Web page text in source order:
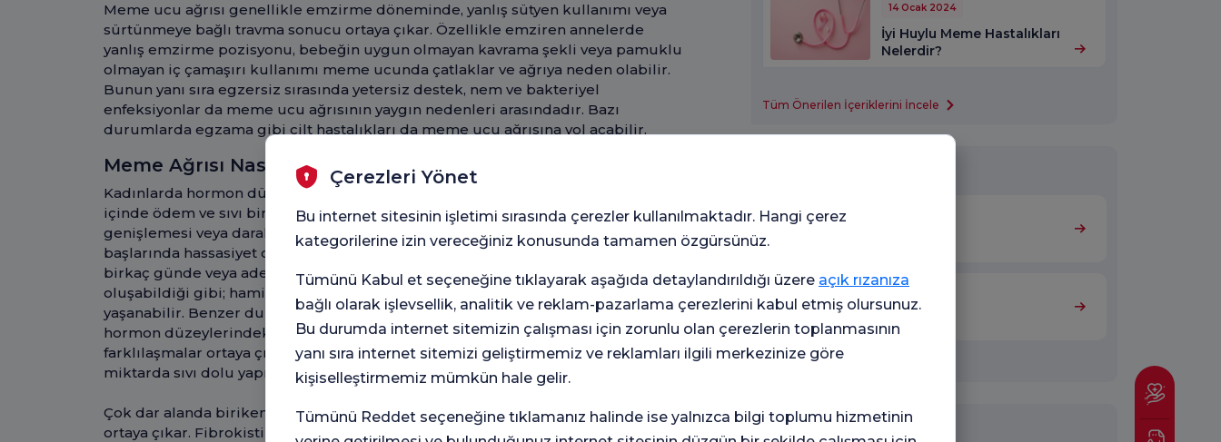
Meme ucu ağrısı genellikle emzirme döneminde, yanlış sütyen kullanımı veya
sürtünmeye bağlı travma sonucu ortaya çıkar. Özellikle emziren annelerde
yanlış emzirme pozisyonu, bebeğin uygun olmayan kavrama şekli veya pamuklu
olmayan iç çamaşırı kullanımı meme ucunda çatlaklar ve ağrıya neden olabilir.
Bunun yanı sıra egzersiz sırasında yetersiz destek, nem ve bakteriyel
enfeksiyonlar da meme ucu ağrısının yaygın nedenleri arasındadır. Bazı
durumlarda egzama gibi cilt hastalıkları da meme ucu ağrısına yol açabilir.
Meme Ağrısı Nasıl Gelişir?
Kadınlarda hormon düzeylerindeki değişimlere bağlı olarak meme dokusu
içinde ödem ve sıvı birikimi gelişir, bölgede bulunan damar yapılarının
genişlemesi veya daralması da söz konusu olabilir, memede ve meme
başlarında hassasiyet ortaya çıkar. Özellikle adet kanamasının öncesindeki
birkaç günde veya adetlerin ortasına gelen günlerde meme hassasiyeti ve ağrısı
oluşabildiği gibi; hamilelikte de memelerin hızlı büyümesine bağlı ağrısı
yaşanabilir. Benzer durum hormon tedavisi alan hastalarda da görülebilir. Yine
hormon düzeylerindeki sık değişimler sonucunda meme dokusunun yapısında
farklılaşmalar ortaya çıkarak fibrokistik değişiklik adı verilen içi az veya çok
miktarda sıvı dolu yapılanmalar gelişebilir.
Çok dar alanda biriken sıvıya bağlı olarak memede gerginlik, acıma ve ağrı
ortaya çıkar. Fibrokistik değişikliklerin meydana gelme süreci ağrılı olabildiği
14 Ocak 2024
İyi Huylu Meme Hastalıkları
Nelerdir?
Tüm Önerilen İçeriklerini İncele
Meme Cerrahisi
Tüm Tıbbi Birimleri incele
İletişim Formu
Çerezleri Yönet
Bu internet sitesinin işletimi sırasında çerezler kullanılmaktadır. Hangi çerez
kategorilerine izin vereceğiniz konusunda tamamen özgürsünüz.
Tümünü Kabul et seçeneğine tıklayarak aşağıda detaylandırıldığı üzere açık rızanıza
bağlı olarak işlevsellik, analitik ve reklam-pazarlama çerezlerini kabul etmiş olursunuz.
Bu durumda internet sitemizin çalışması için zorunlu olan çerezlerin toplanmasının
yanı sıra internet sitemizi geliştirmemiz ve reklamları ilgili merkezinize göre
kişiselleştirmemiz mümkün hale gelir.
Tümünü Reddet seçeneğine tıklamanız halinde ise yalnızca bilgi toplumu hizmetinin